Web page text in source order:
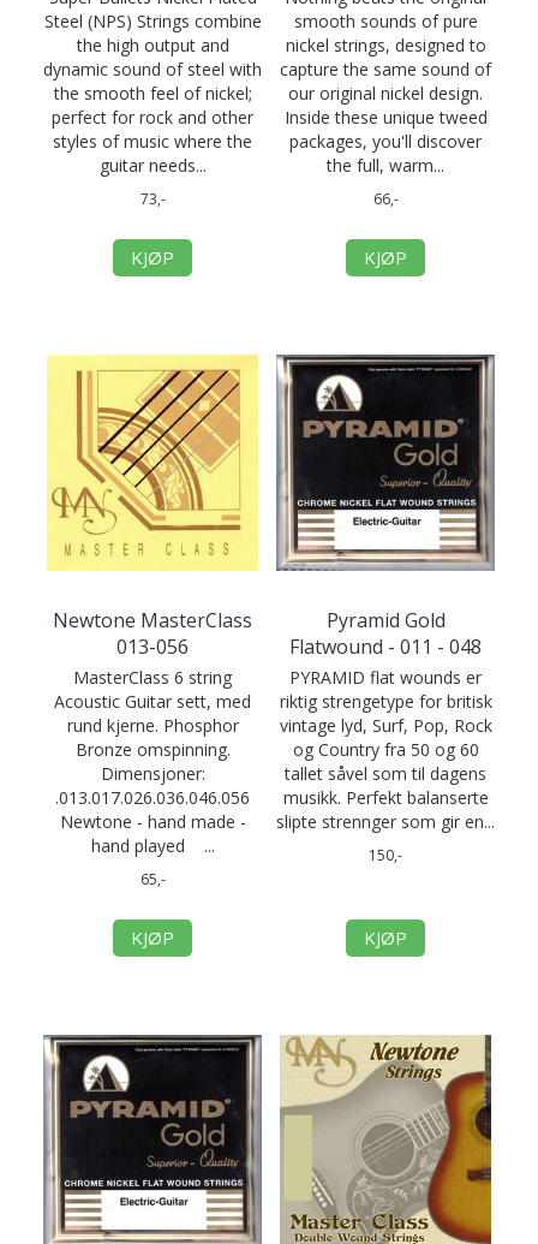
Steel (NPS) Strings combine
the high output and
dynamic sound of steel with
the smooth feel of nickel;
perfect for rock and other
styles of music where the
guitar needs...
73,-
KJØP
smooth sounds of pure
nickel strings, designed to
capture the same sound of
our original nickel design.
Inside these unique tweed
packages, you'll discover
the full, warm...
66,-
KJØP
Newtone MasterClass
013-056
MasterClass 6 string
Acoustic Guitar sett, med
rund kjerne. Phosphor
Bronze omspinning.
Dimensjoner:
.013.017.026.036.046.056
Newtone - hand made -
hand played ...
65,-
KJØP
Pyramid Gold
Flatwound - 011 - 048
PYRAMID flat wounds er
riktig strengetype for britisk
vintage lyd, Surf, Pop, Rock
og Country fra 50 og 60
tallet såvel som til dagens
musikk. Perfekt balanserte
slipte strennger som gir en...
150,-
KJØP